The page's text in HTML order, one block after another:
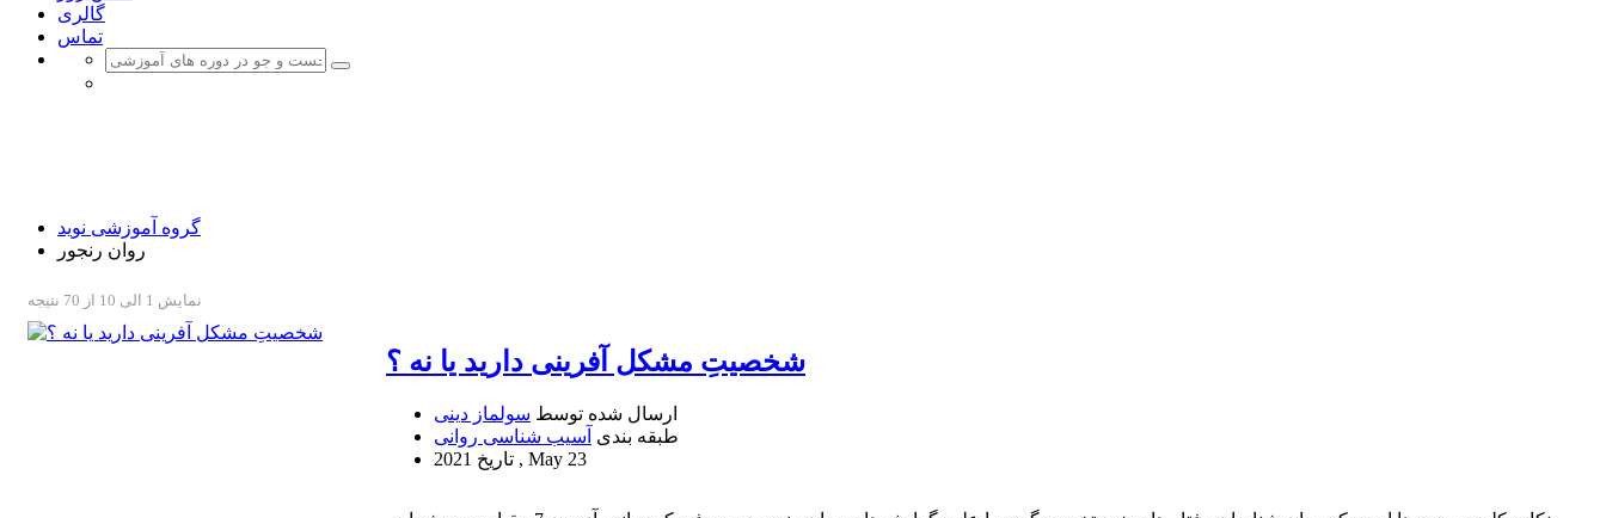
گالری
تماس
گروه آموزشی نوید
روان رنجور
نمایش 1 الی 10 از 70 نتیجه
شخصیتِ مشکل آفرینی دارید یا نه ؟
ارسال شده توسط سولماز دینی
طبقه بندی آسیب شناسی روانی
تاریخ 2021 , May 23